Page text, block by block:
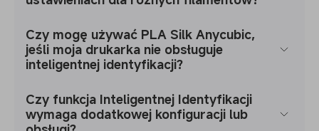
Czy mogę używać PLA Silk Anycubic,
jeśli moja drukarka nie obsługuje
inteligentnej identyfikacji?
Czy funkcja Inteligentnej Identyfikacji
wymaga dodatkowej konfiguracji lub